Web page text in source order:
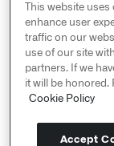
© 2026
reserved.
Cookies
Privacy
Terms of Use ↗
Do Not Sell
This website
enhance user
traffic on our
use of our site
partners. If we
it will be honored.
Cookie Policy
Accept